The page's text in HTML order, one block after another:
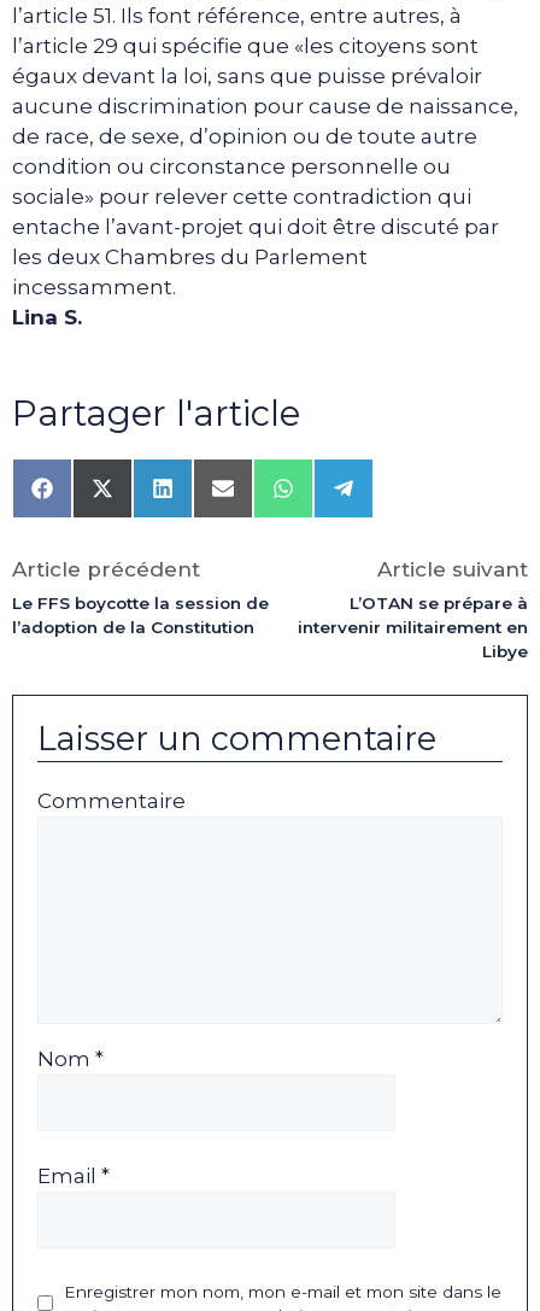
l’article 51. Ils font référence, entre autres, à
l’article 29 qui spécifie que «les citoyens sont
égaux devant la loi, sans que puisse prévaloir
aucune discrimination pour cause de naissance,
de race, de sexe, d’opinion ou de toute autre
condition ou circonstance personnelle ou
sociale» pour relever cette contradiction qui
entache l’avant-projet qui doit être discuté par
les deux Chambres du Parlement
incessamment.
Lina S.
Partager l'article
Share
on
Share
on
(Twitter)
Share
on
Share
on
Share
on
Share
on
Article précédent
Le FFS boycotte la session de
l’adoption de la Constitution
Article suivant
L’OTAN se prépare à
intervenir militairement en
Libye
Laisser un commentaire
Commentaire
Nom *
Email *
Enregistrer mon nom, mon e-mail et mon site dans le